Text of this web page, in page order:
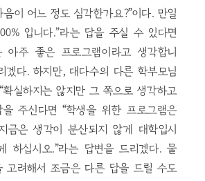
이 어느 정도 심각한가요?”이다. 만일
입니다.”라는 답을 주실 수 있다면
아주 좋은 프로그램이라고 생각합니
겠다. 하지만, 대다수의 다른 학부모님
확실하지는 않지만 그 쪽으로 생각하고
을 주신다면 “학생을 위한 프로그램은
금은 생각이 분산되지 않게 대학입시
하십시오.”라는 답변을 드리겠다. 물
고려해서 조금은 다른 답을 드릴 수도